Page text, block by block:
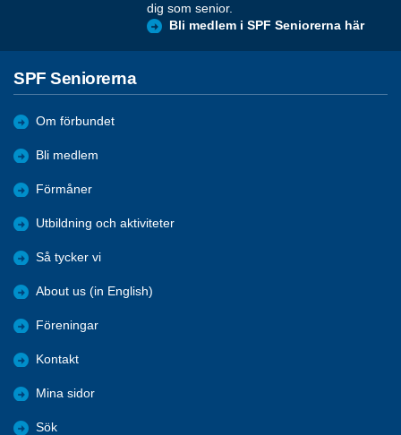
dig som senior.
Bli medlem i SPF Seniorerna här
SPF Seniorerna
Om förbundet
Bli medlem
Förmåner
Utbildning och aktiviteter
Så tycker vi
About us (in English)
Föreningar
Kontakt
Mina sidor
Sök